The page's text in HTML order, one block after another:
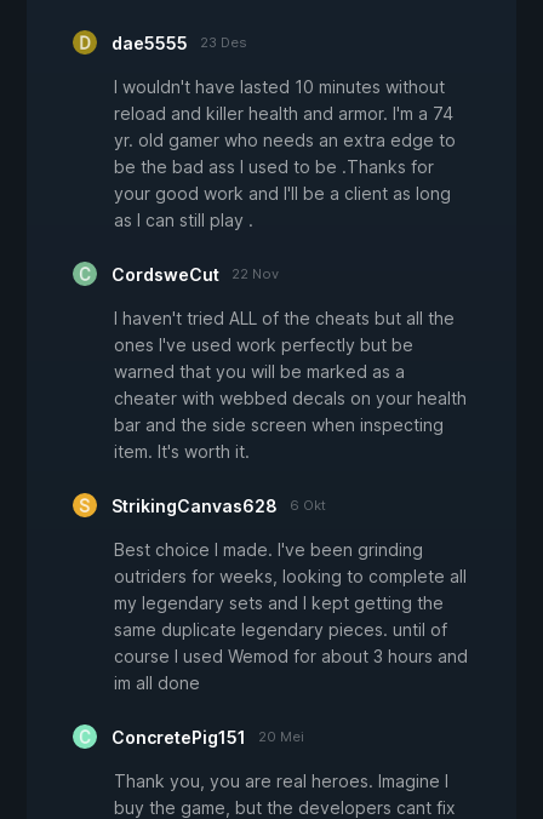
dae5555 23 Des
I wouldn't have lasted 10 minutes without
reload and killer health and armor. I'm a 74
yr. old gamer who needs an extra edge to
be the bad ass I used to be .Thanks for
your good work and I'll be a client as long
as I can still play .
CordsweCut 22 Nov
I haven't tried ALL of the cheats but all the
ones I've used work perfectly but be
warned that you will be marked as a
cheater with webbed decals on your health
bar and the side screen when inspecting
item. It's worth it.
StrikingCanvas628 6 Okt
Best choice I made. I've been grinding
outriders for weeks, looking to complete all
my legendary sets and I kept getting the
same duplicate legendary pieces. until of
course I used Wemod for about 3 hours and
im all done
ConcretePig151 20 Mei
Thank you, you are real heroes. Imagine I
buy the game, but the developers cant fix